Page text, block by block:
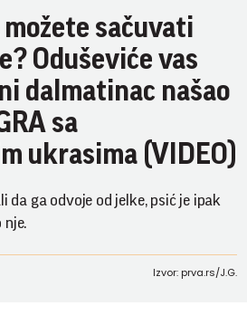
sačuvati
Oduševiće vas
dalmatinac našao
sa
ukrasima (VIDEO)
da ga odvoje od jelke, psić je ipak
Izvor: prva.rs/J.G.